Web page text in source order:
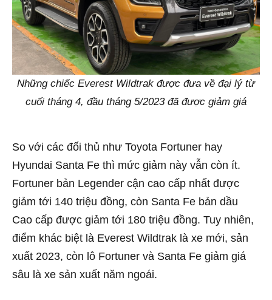
Những chiếc Everest Wildtrak được đưa về đại lý từ
cuối tháng 4, đầu tháng 5/2023 đã được giảm giá
So với các đối thủ như Toyota Fortuner hay
Hyundai Santa Fe thì mức giảm này vẫn còn ít.
Fortuner bản Legender cận cao cấp nhất được
giảm tới 140 triệu đồng, còn Santa Fe bản dầu
Cao cấp được giảm tới 180 triệu đồng. Tuy nhiên,
điểm khác biệt là Everest Wildtrak là xe mới, sản
xuất 2023, còn lô Fortuner và Santa Fe giảm giá
sâu là xe sản xuất năm ngoái.